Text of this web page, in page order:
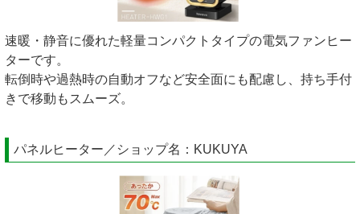
速暖・静音に優れた軽量コンパクトタイプの電気ファンヒー
ターです。
転倒時や過熱時の自動オフなど安全面にも配慮し、持ち手付
きで移動もスムーズ。
パネルヒーター／ショップ名：KUKUYA